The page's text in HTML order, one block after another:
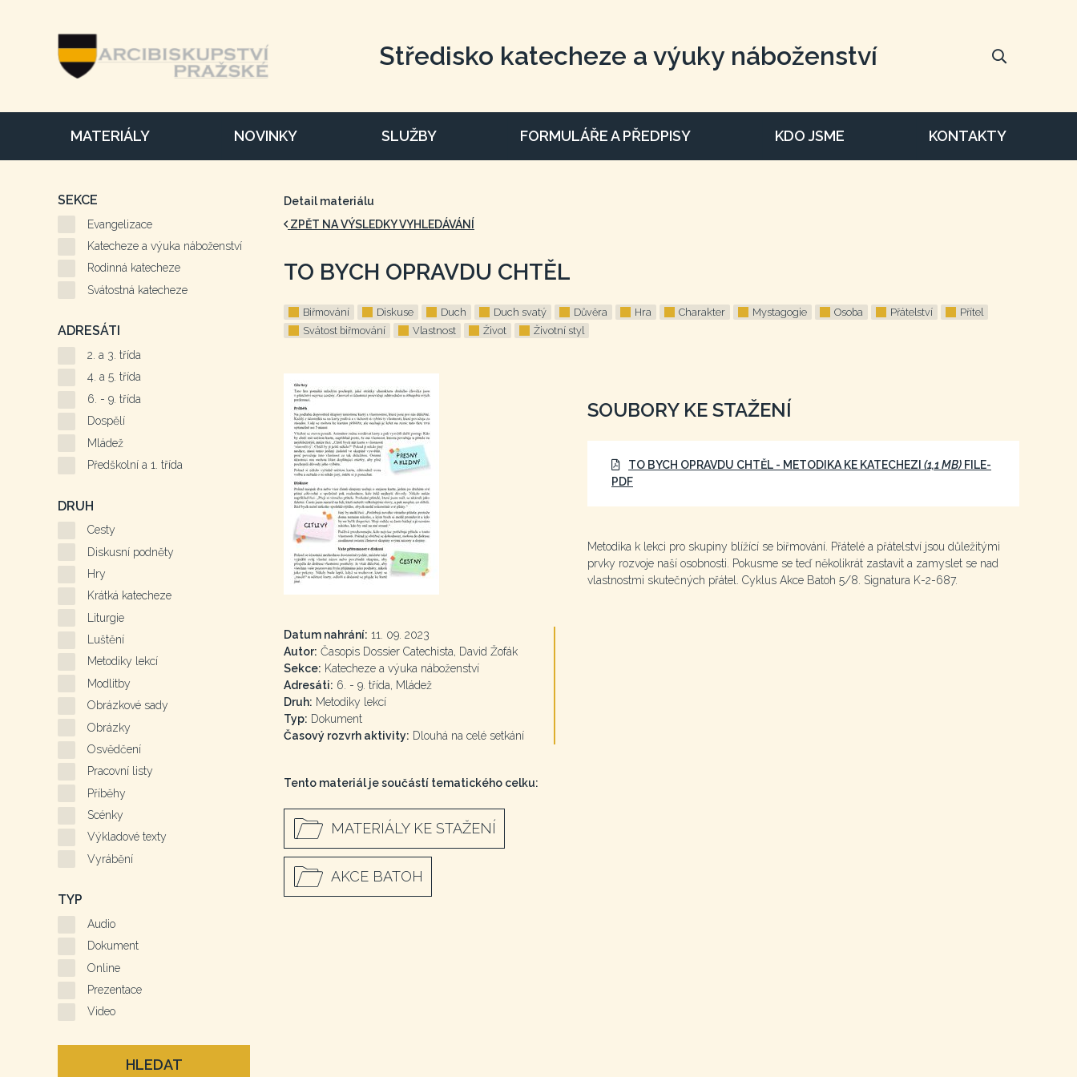
Středisko katecheze a výuky náboženství
MATERIÁLY NOVINKY SLUŽBY FORMULÁŘE A PŘEDPISY KDO JSME KONTAKTY
Detail materiálu
ZPĚT NA VÝSLEDKY VYHLEDÁVÁNÍ
TO BYCH OPRAVDU CHTĚL
Biřmování Diskuse Duch Duch svatý Důvěra Hra Charakter Mystagogie Osoba Přátelství
Přítel
Svátost biřmování
Vlastnost Život Životní styl
Datum nahrání: 11. 09. 2023
Autor: Časopis Dossier Catechista, David Žofák
Sekce: Katecheze a výuka náboženství
Adresáti: 6. - 9. třída, Mládež
Druh: Metodiky lekcí
Typ: Dokument
Časový rozvrh aktivity: Dlouhá na celé setkání
Tento materiál je součástí tematického celku:
MATERIÁLY KE STAŽENÍ
AKCE BATOH
SOUBORY KE STAŽENÍ
TO BYCH OPRAVDU CHTĚL - METODIKA KE KATECHEZI (1,1 MB) FILE-
PDF
Metodika k lekci pro skupiny blížící se biřmování. Přátelé a přátelství jsou důležitými
prvky rozvoje naší osobnosti. Pokusme se teď několikrát zastavit a zamyslet se nad
vlastnostmi skutečných přátel. Cyklus Akce Batoh 5/8. Signatura K-2-687.
SEKCE
Evangelizace
Katecheze a výuka náboženství
Rodinná katecheze
Svátostná katecheze
ADRESÁTI
2. a 3. třída
4. a 5. třída
6. - 9. třída
Dospělí
Mládež
Předškolní a 1. třída
DRUH
Cesty
Diskusní podněty
Hry
Krátká katecheze
Liturgie
Luštění
Metodiky lekcí
Modlitby
Obrázkové sady
Obrázky
Osvědčení
Pracovní listy
Příběhy
Scénky
Výkladové texty
Vyrábění
TYP
Audio
Dokument
Online
Prezentace
Video
HLEDAT